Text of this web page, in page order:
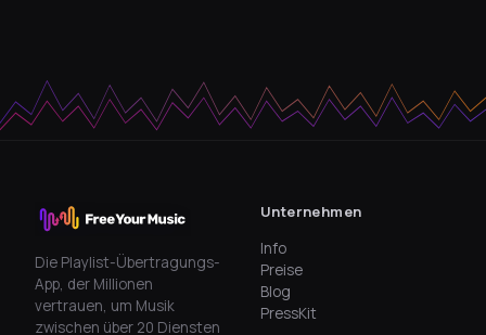
Die Playlist-Übertragungs-
App, der Millionen
vertrauen, um Musik
zwischen über 20 Diensten
Unternehmen
Info
Preise
Blog
PressKit